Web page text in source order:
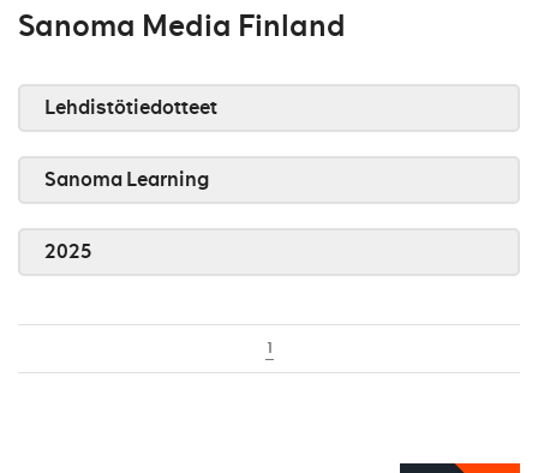
Sanoma Media Finland
Lehdistötiedotteet
Sanoma Learning
2025
1